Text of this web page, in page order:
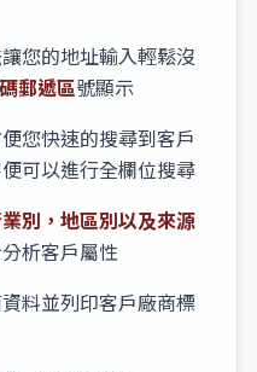
您的地址輸入輕鬆沒
郵遞區號顯示
您快速的搜尋到客戶
可以進行全欄位搜尋
別，地區別以及來源
析客戶屬性
料並列印客戶廠商標